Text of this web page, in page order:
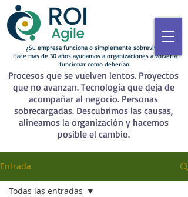
¿Su empresa funciona o simplemente sobrevive?
Hace mas de 30 años ayudamos a organizaciones a volver a
funcionar como deberían.
Procesos que se vuelven lentos. Proyectos
que no avanzan. Tecnología que deja de
acompañar al negocio. Personas
sobrecargadas. Descubrimos las causas,
alineamos la organización y hacemos
posible el cambio.
Entrada
Todas las entradas